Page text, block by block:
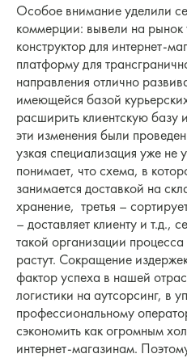
Особое внимание уделили
коммерции: вывели на рынок
конструктор для интернет-
платформу для
направления отлично
имеющейся базой
расширить клиентскую базу
эти изменения были
узкая специализация уже не
понимает, что схема, в
занимается доставкой на
хранение, третья –
– доставляет клиенту и т.д.,
такой организации
растут. Сокращение
фактор успеха в нашей
логистики на аутсорсинг, в
профессиональному
сэкономить как огромным
интернет-магазинам.